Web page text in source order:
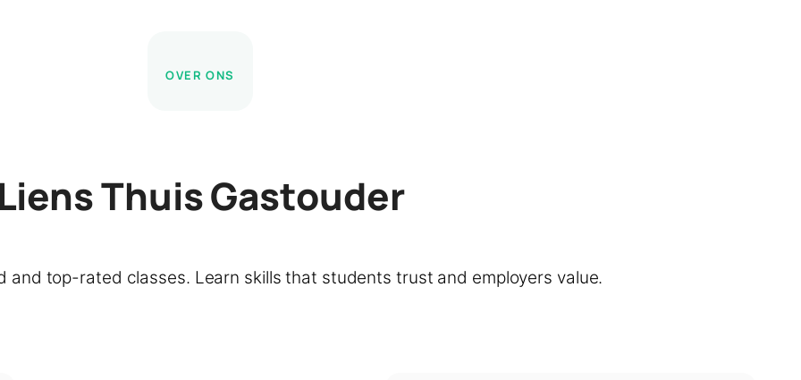
OVER ONS
Liens Thuis Gastouder
and top-rated classes. Learn skills that students trust and employers value.